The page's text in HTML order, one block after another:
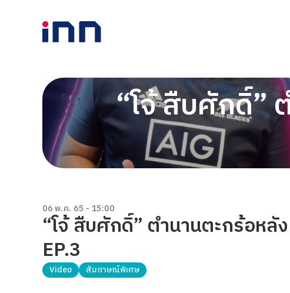
“โจ้ สืบศักดิ์”
06 พ.ค. 65 - 15:00
“โจ้ สืบศักดิ์” ตำนานตะกร้อหลั
EP.3
Video สัมภาษณ์พิเศษ